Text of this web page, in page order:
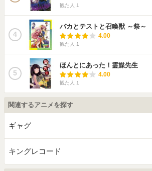
観た人 1
4
バカとテストと召喚獣 ～祭～
4.00
観た人 1
5
ほんとにあった！霊媒先生
4.00
観た人 1
関連するアニメを探す
ギャグ
キングレコード